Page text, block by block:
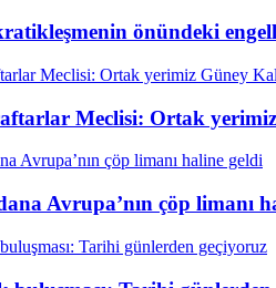
önündeki
Meclisi: Ortak
Avrupa’nın çöp limanı